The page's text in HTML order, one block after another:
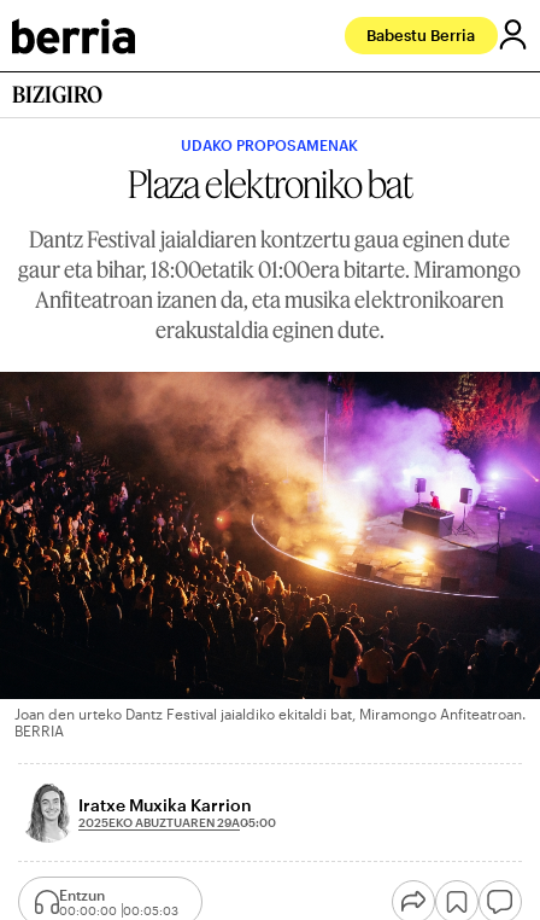
Babestu Berria
BIZIGIRO
UDAKO PROPOSAMENAK
Plaza elektroniko bat
Dantz Festival jaialdiaren kontzertu gaua eginen dute
gaur eta bihar, 18:00etatik 01:00era bitarte. Miramongo
Anfiteatroan izanen da, eta musika elektronikoaren
erakustaldia eginen dute.
Joan den urteko Dantz Festival jaialdiko ekitaldi bat, Miramongo Anfiteatroan.
BERRIA
Iratxe Muxika Karrion
2025EKO ABUZTUAREN 29A05:00
Entzun
00:00:00 00:05:03